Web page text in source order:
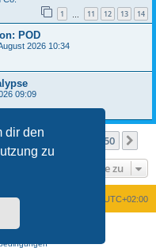
dir den
zu
1 11 12 13 14
POD
2026 10:34
09:09
1von
1 2 3 50
Gehe zu
UTC+02:00
© phpBB Limited